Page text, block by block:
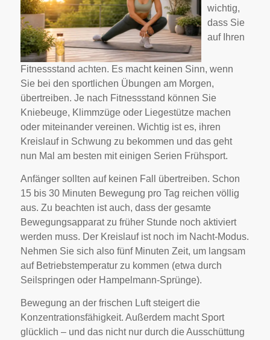
wichtig,
dass Sie
auf Ihren
Fitnessstand achten. Es macht keinen Sinn, wenn
Sie bei den sportlichen Übungen am Morgen,
übertreiben. Je nach Fitnessstand können Sie
Kniebeuge, Klimmzüge oder Liegestütze machen
oder miteinander vereinen. Wichtig ist es, ihren
Kreislauf in Schwung zu bekommen und das geht
nun Mal am besten mit einigen Serien Frühsport.
Anfänger sollten auf keinen Fall übertreiben. Schon
15 bis 30 Minuten Bewegung pro Tag reichen völlig
aus. Zu beachten ist auch, dass der gesamte
Bewegungsapparat zu früher Stunde noch aktiviert
werden muss. Der Kreislauf ist noch im Nacht-Modus.
Nehmen Sie sich also fünf Minuten Zeit, um langsam
auf Betriebstemperatur zu kommen (etwa durch
Seilspringen oder Hampelmann-Sprünge).
Bewegung an der frischen Luft steigert die
Konzentrationsfähigkeit. Außerdem macht Sport
glücklich – und das nicht nur durch die Ausschüttung